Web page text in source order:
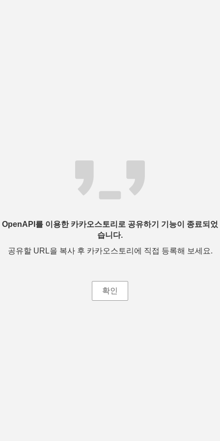
OpenAPI를 이용한 카카오스토리로 공유하기 기능이 종료되었
습니다.
공유할 URL을 복사 후 카카오스토리에 직접 등록해 보세요.
확인